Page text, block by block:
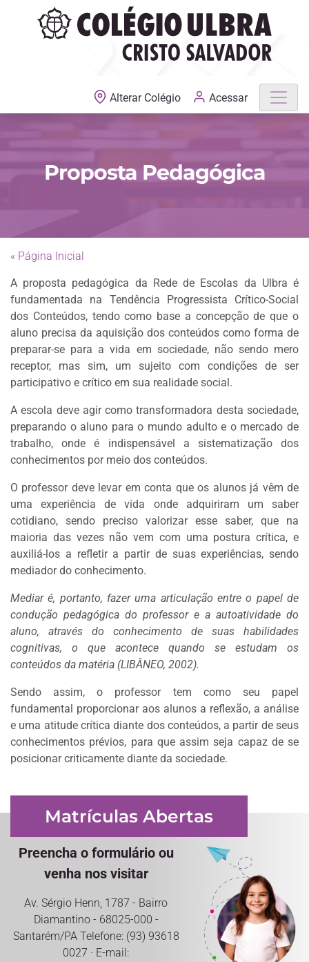
MATRÍCULAS ABERTAS
Alterar Colégio Acessar
Proposta Pedagógica
« Página Inicial
A proposta pedagógica da Rede de Escolas da Ulbra é
fundamentada na Tendência Progressista Crítico-Social
dos Conteúdos, tendo como base a concepção de que o
aluno precisa da aquisição dos conteúdos como forma de
preparar-se para a vida em sociedade, não sendo mero
receptor, mas sim, um sujeito com condições de ser
participativo e crítico em sua realidade social.
A escola deve agir como transformadora desta sociedade,
preparando o aluno para o mundo adulto e o mercado de
trabalho, onde é indispensável a sistematização dos
conhecimentos por meio dos conteúdos.
O professor deve levar em conta que os alunos já vêm de
uma experiência de vida onde adquiriram um saber
cotidiano, sendo preciso valorizar esse saber, que na
maioria das vezes não vem com uma postura crítica, e
auxiliá-los a refletir a partir de suas experiências, sendo
mediador do conhecimento.
Mediar é, portanto, fazer uma articulação entre o papel de
condução pedagógica do professor e a autoatividade do
aluno, através do conhecimento de suas habilidades
cognitivas, o que acontece quando se estudam os
conteúdos da matéria (LIBÂNEO, 2002).
Sendo assim, o professor tem como seu papel
fundamental proporcionar aos alunos a reflexão, a análise
e uma atitude crítica diante dos conteúdos, a partir de seus
conhecimentos prévios, para que assim seja capaz de se
posicionar criticamente diante da sociedade.
Matrículas Abertas
Preencha o formulário ou
venha nos visitar
Av. Sérgio Henn, 1787 - Bairro
Diamantino - 68025-000 -
Santarém/PA Telefone: (93) 93618
0027 · E-mail: